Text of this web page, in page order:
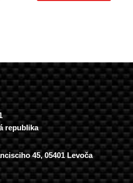
republika
45, 05401 Levoča